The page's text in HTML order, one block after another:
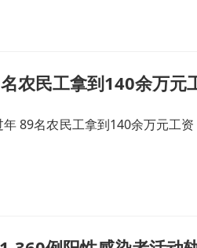
农民工拿到140余万元
89名农民工拿到140余万元